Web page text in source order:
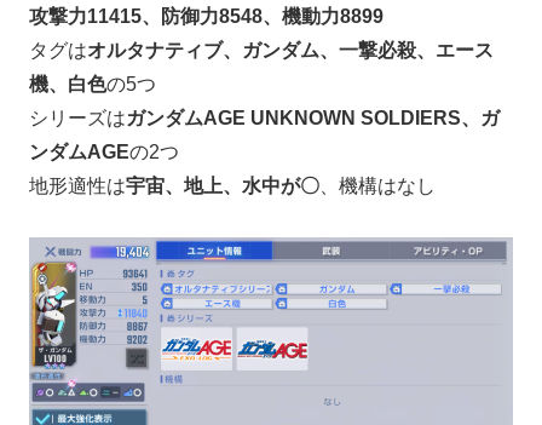
攻撃力11415、防御力8548、機動力8899
タグはオルタナティブ、ガンダム、一撃必殺、エース
機、白色の5つ
シリーズはガンダムAGE UNKNOWN SOLDIERS、ガ
ンダムAGEの2つ
地形適性は宇宙、地上、水中が〇 、機構はなし